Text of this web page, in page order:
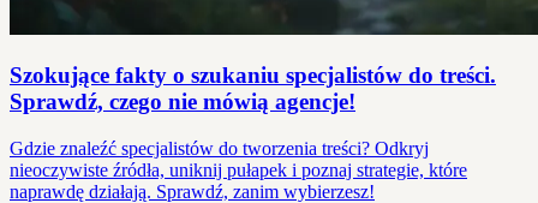
Szokujące fakty o szukaniu specjalistów do treści.
Sprawdź, czego nie mówią agencje!
Gdzie znaleźć specjalistów do tworzenia treści? Odkryj
nieoczywiste źródła, uniknij pułapek i poznaj strategie, które
naprawdę działają. Sprawdź, zanim wybierzesz!